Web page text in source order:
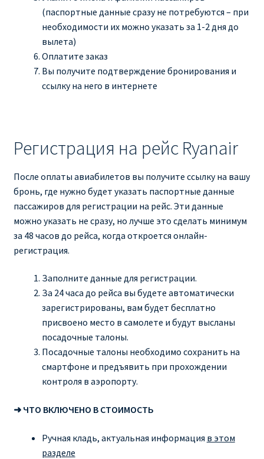
(паспортные данные сразу не потребуются – при
необходимости их можно указать за 1-2 дня до
вылета)
Оплатите заказ
Вы получите подтверждение бронирования и
ссылку на него в интернете
Регистрация на рейс Ryanair
После оплаты авиабилетов вы получите ссылку на вашу
бронь, где нужно будет указать паспортные данные
пассажиров для регистрации на рейс. Эти данные
можно указать не сразу, но лучше это сделать минимум
за 48 часов до рейса, когда откроется онлайн-
регистрация.
Заполните данные для регистрации.
За 24 часа до рейса вы будете автоматически
зарегистрированы, вам будет бесплатно
присвоено место в самолете и будут высланы
посадочные талоны.
Посадочные талоны необходимо сохранить на
смартфоне и предъявить при прохождении
контроля в аэропорту.
➜ ЧТО ВКЛЮЧЕНО В СТОИМОСТЬ
Ручная кладь, актуальная информация в этом
разделе